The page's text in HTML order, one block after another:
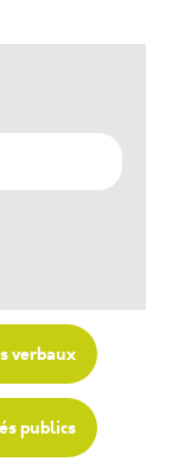
verbaux
publics